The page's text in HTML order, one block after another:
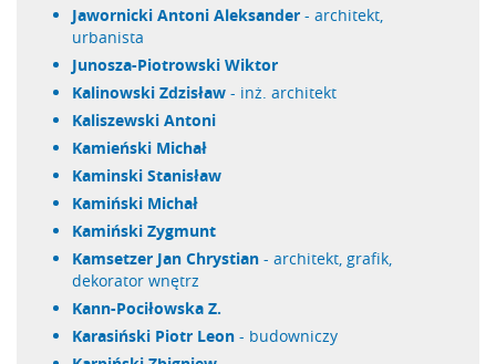
Jawornicki Antoni Aleksander - architekt,
urbanista
Junosza-Piotrowski Wiktor
Kalinowski Zdzisław - inż. architekt
Kaliszewski Antoni
Kamieński Michał
Kaminski Stanisław
Kamiński Michał
Kamiński Zygmunt
Kamsetzer Jan Chrystian - architekt, grafik,
dekorator wnętrz
Kann-Pociłowska Z.
Karasiński Piotr Leon - budowniczy